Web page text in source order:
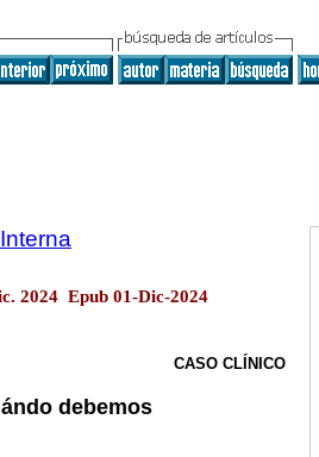
2024 Epub 01-Dic-2024
CASO CLÍNICO
debemos